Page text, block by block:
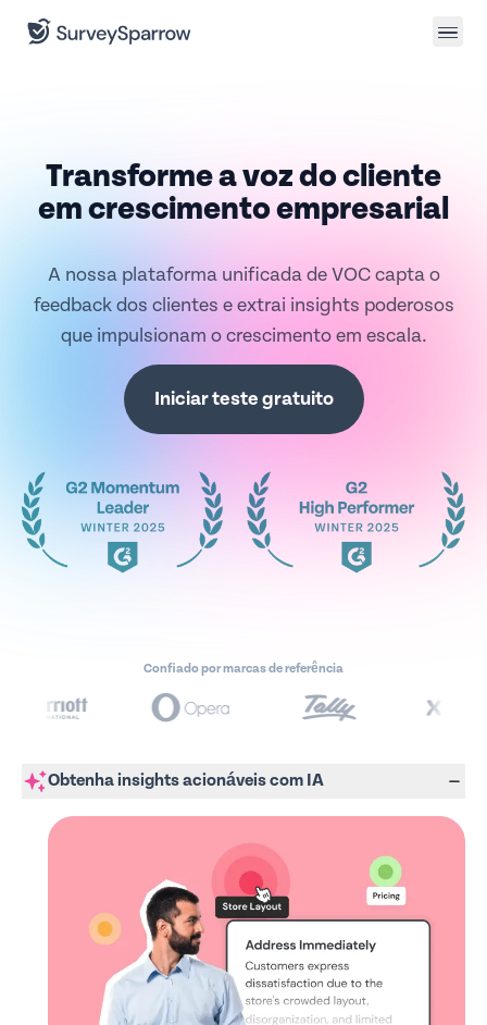
Transforme a voz do cliente
em crescimento empresarial
A nossa plataforma unificada de VOC capta o
feedback dos clientes e extrai insights poderosos
que impulsionam o crescimento em escala.
Iniciar teste gratuito
Confiado por marcas de referência
Obtenha insights acionáveis com IA